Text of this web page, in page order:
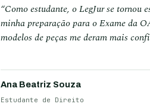
“Como estudante, o LegJur se tornou
minha preparação para o Exame da
modelos de peças me deram mais
Ana Beatriz Souza
Estudante de Direito